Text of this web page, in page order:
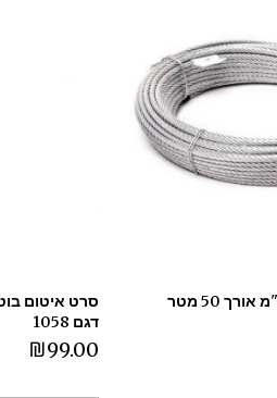
דגם 1058
₪99.00